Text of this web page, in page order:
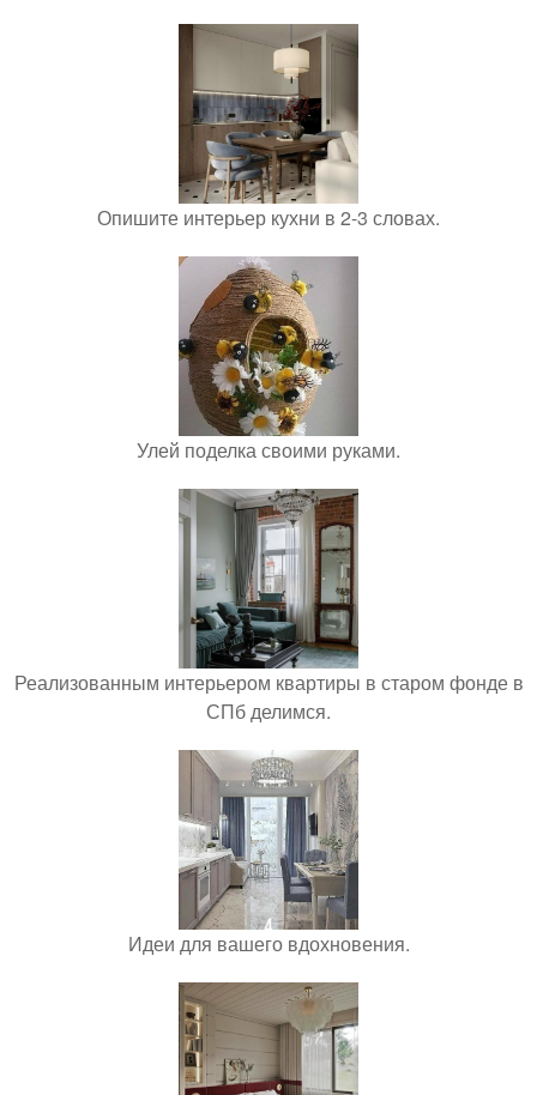
Опишите интерьер кухни в 2-3 словах.
Улей поделка своими руками.
Реализованным интерьером квартиры в старом фонде в
СПб делимся.
Идеи для вашего вдохновения.